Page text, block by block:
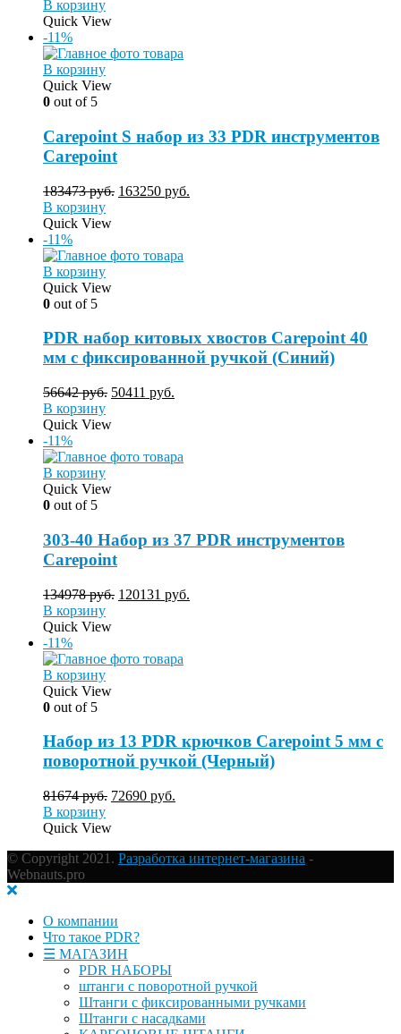
В корзину
Quick View
-11%
В корзину
Quick View
0 out of 5
Carepoint S набор из 33 PDR инструментов
Carepoint
183473руб. 163250 руб.
В корзину
Quick View
-11%
В корзину
Quick View
0 out of 5
PDR набор китовых хвостов Carepoint 40
мм с фиксированной ручкой (Синий)
56642руб. 50411 руб.
В корзину
Quick View
-11%
В корзину
Quick View
0 out of 5
303-40 Набор из 37 PDR инструментов
Carepoint
134978руб. 120131 руб.
В корзину
Quick View
-11%
В корзину
Quick View
0 out of 5
Набор из 13 PDR крючков Carepoint 5 мм с
поворотной ручкой (Черный)
81674руб. 72690 руб.
В корзину
Quick View
© Copyright 2021. Разработка интернет-магазина -
Webnauts.pro
О компании
Что такое PDR?
☰ МАГАЗИН
PDR НАБОРЫ
штанги с поворотной ручкой
Штанги с фиксированными ручками
Штанги с насадками